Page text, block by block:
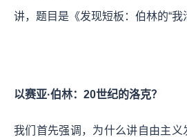
讲，题目是《发现短板：伯林的“我
以赛亚·伯林：20世纪的洛克？
我们首先强调，为什么讲自由主义